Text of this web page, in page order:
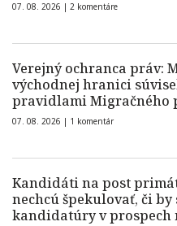
07. 08. 2026 | 2 komentáre
Verejný ochranca práv:
východnej hranici
pravidlami Migračného
07. 08. 2026 | 1 komentár
Kandidáti na post
nechcú špekulovať, či
kandidatúry v prospech